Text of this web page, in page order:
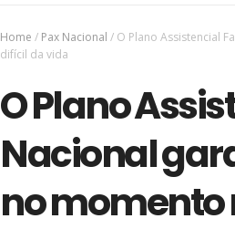
Home / Pax Nacional / O Plano Assistencial
difícil da vida
O Plano
Nacional
no momento